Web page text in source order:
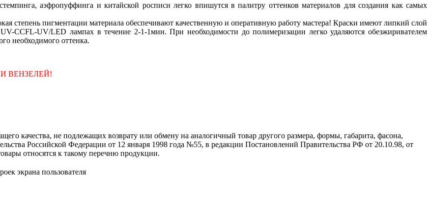
аэфропуффинга и китайской росписи легко впишутся в палитру оттенков материалов для создания как самых
степень пигментации материала обеспечивают качественную и оперативную работу мастера! Краски имеют липкий слой
CCFL-UV/LED лампах в течение 2-1-1мин. При необходимости до полимеризации легко удаляются обезжиривателем
необходимого оттенка.
ВЕНЗЕЛЕЙ!
качества, не подлежащих возврату или обмену на аналогичный товар другого размера, формы, габарита, фасона,
Российской Федерации от 12 января 1998 года №55, в редакции Постановлений Правительства РФ от 20.10.98, от
относятся к такому перечню продукции.
экрана пользователя